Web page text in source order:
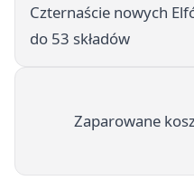
Czternaście nowych
do 53 składów
Zaparowane